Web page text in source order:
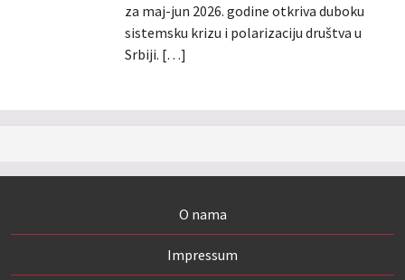
za maj-jun 2026. godine otkriva duboku
sistemsku krizu i polarizaciju društva u
Srbiji. […]
O nama
Impressum